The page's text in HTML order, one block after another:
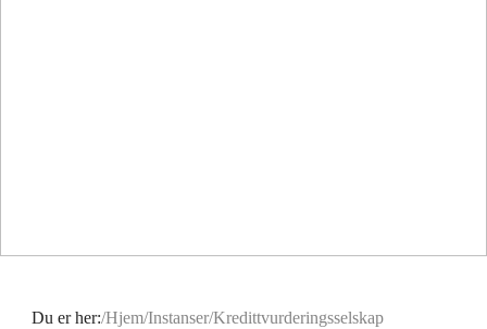
Du er her: Hjem Instanser Kredittvurderingsselskap